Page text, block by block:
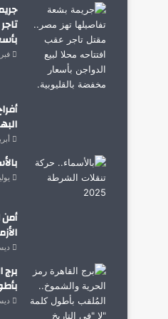
فبراير
أبريل
يوليو